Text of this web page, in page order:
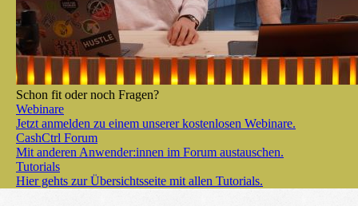
Schon fit oder noch Fragen?
Webinare
Jetzt anmelden zu einem unserer kostenlosen Webinare.
CashCtrl Forum
Mit anderen Anwender:innen im Forum austauschen.
Tutorials
Hier gehts zur Übersichtsseite mit allen Tutorials.